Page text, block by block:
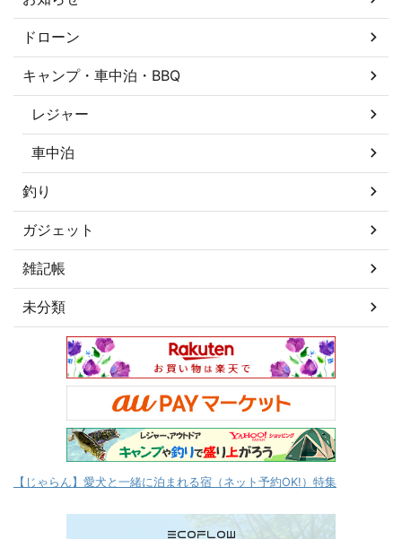
ドローン
キャンプ・車中泊・BBQ
レジャー
車中泊
釣り
ガジェット
雑記帳
未分類
【じゃらん】愛犬と一緒に泊まれる宿（ネット予約OK!）特集